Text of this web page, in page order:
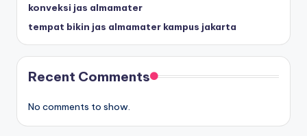
konveksi jas almamater
tempat bikin jas almamater kampus jakarta
Recent Comments
No comments to show.